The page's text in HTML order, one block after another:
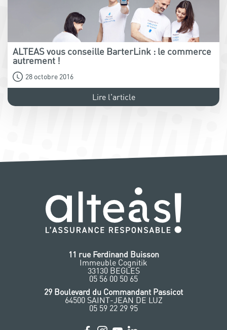
ALTEAS vous conseille BarterLink : le commerce
autrement !
28 octobre 2016
Lire l'article
11 rue Ferdinand Buisson
Immeuble Cognitik
33130 BEGLES
‭05 56 00 50 65
‭29 Boulevard du Commandant Passicot
64500 SAINT-JEAN DE LUZ
05 59 22 29 95